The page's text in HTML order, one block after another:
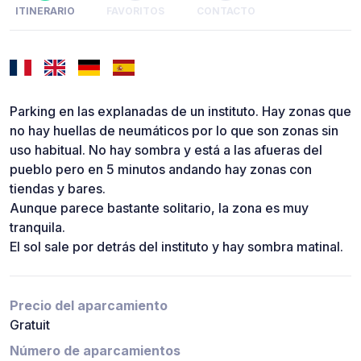
ITINERARIO FAVORITOS CONTACTO
Parking en las explanadas de un instituto. Hay zonas que
no hay huellas de neumáticos por lo que son zonas sin
uso habitual. No hay sombra y está a las afueras del
pueblo pero en 5 minutos andando hay zonas con
tiendas y bares.
Aunque parece bastante solitario, la zona es muy
tranquila.
El sol sale por detrás del instituto y hay sombra matinal.
Precio del aparcamiento
Gratuit
Número de aparcamientos